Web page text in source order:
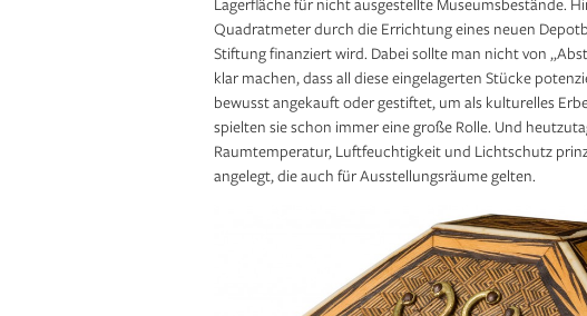
Quadratmeter durch die Errichtung eines neuen
Stiftung finanziert wird. Dabei sollte man nicht von
klar machen, dass all diese eingelagerten Stücke
bewusst angekauft oder gestiftet, um als kulturelles
spielten sie schon immer eine große Rolle. Und
Raumtemperatur, Luftfeuchtigkeit und Lichtschutz
angelegt, die auch für Ausstellungsräume gelten.